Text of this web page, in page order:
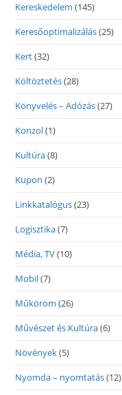
Kereskedelem (145)
Keresőoptimalizálás(25)
Kert(32)
Költöztetés(28)
Könyvelés – Adózás(27)
Konzol(1)
Kultúra(8)
Kupon (2)
Linkkatalógus(23)
Logisztika(7)
Média, TV(10)
Mobil(7)
Műköröm (26)
Művészet és Kultúra(6)
Növények(5)
Nyomda – nyomtatás(12)